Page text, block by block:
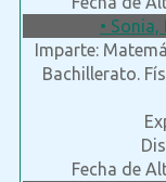
•
Imparte:
Bachillerato.
Fecha de